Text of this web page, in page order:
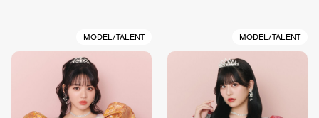
MODEL/TALENT MODEL/TALENT